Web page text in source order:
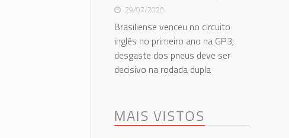
29/07/2020
Brasiliense venceu no circuito
inglês no primeiro ano na GP3;
desgaste dos pneus deve ser
decisivo na rodada dupla
MAIS VISTOS